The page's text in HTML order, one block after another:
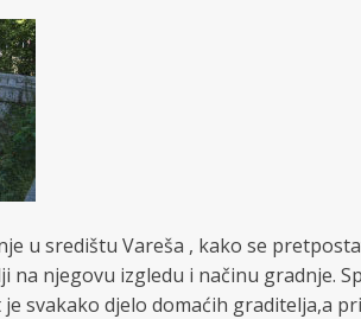
u središtu Vareša , kako se
na njegovu izgledu i načinu gradnje.
svakako djelo domaćih graditelja,a